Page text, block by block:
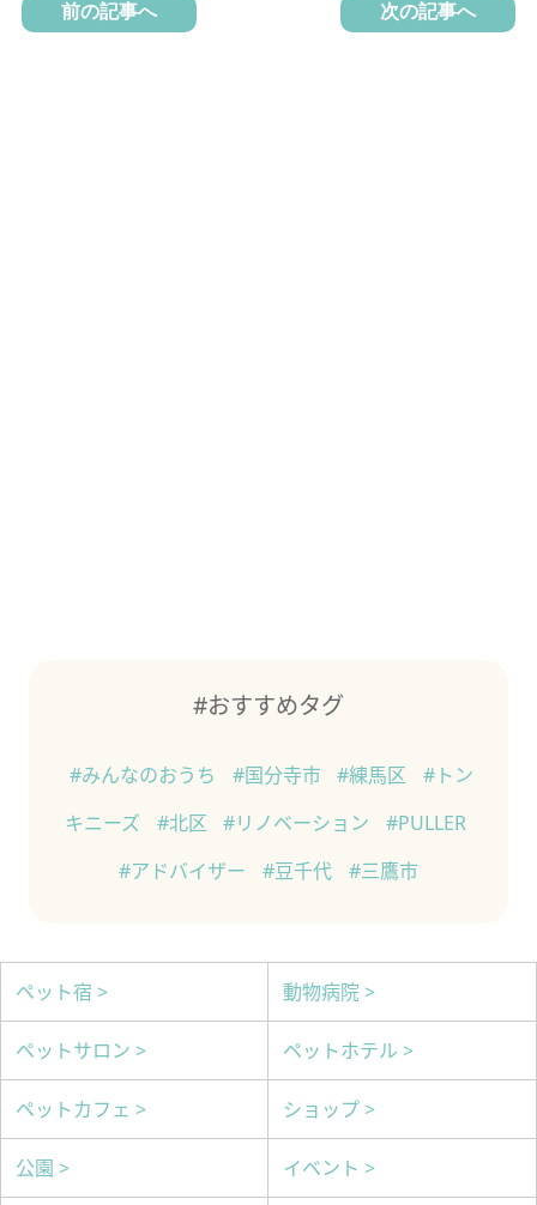
前の記事へ 次の記事へ
#おすすめタグ
#みんなのおうち #国分寺市 #練馬区
#トン
キニーズ
#北区 #リノベーション
#PULLER
#アドバイザー
#豆千代 #三鷹市
ペット宿 > 動物病院 >
ペットサロン > ペットホテル >
ペットカフェ > ショップ >
公園 > イベント >